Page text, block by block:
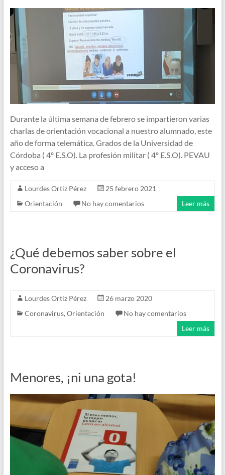
Durante la última semana de febrero se impartieron varias
charlas de orientación vocacional a nuestro alumnado, este
año de forma telemática. Grados de la Universidad de
Córdoba ( 4º E.S.O). La profesión militar ( 4º E.S.O). PEVAU
y acceso a
Lourdes Ortiz Pérez
25 febrero 2021
Orientación
No hay comentarios Leer más
¿Qué debemos saber sobre el
Coronavirus?
Lourdes Ortiz Pérez
26 marzo 2020
Coronavirus, Orientación
No hay comentarios
Leer más
Menores, ¡ni una gota!